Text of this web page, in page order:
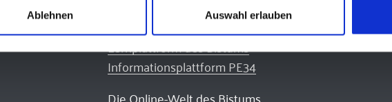
Ablehnen Auswahl erlauben
Lernplattform des Bistums
Informationsplattform PE34